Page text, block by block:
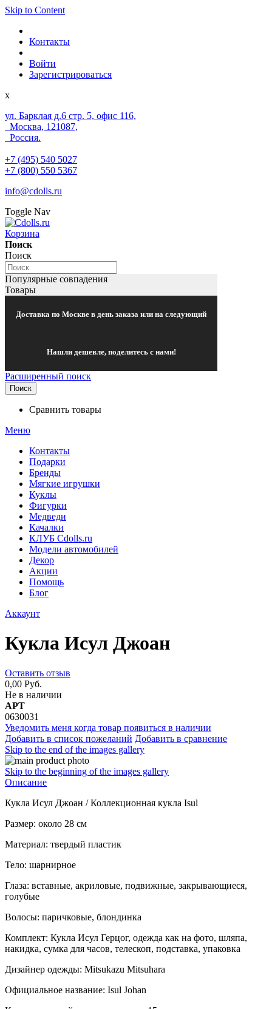
Skip to Content
Контакты
Войти
Зарегистрироваться
x
ул. Барклая д.6 стр. 5, офис 116,
Москва, 121087,
Россия.
+7 (495) 540 5027
+7 (800) 550 5367
info@cdolls.ru
Toggle Nav
Корзина
Поиск
Поиск
Популярные совпадения
Товары
Доставка по Москве в день заказа или на следующий
Нашли дешевле, поделитесь с нами!
Расширенный поиск
Поиск
Сравнить товары
Меню
Контакты
Подарки
Бренды
Мягкие игрушки
Куклы
Фигурки
Медведи
Качалки
КЛУБ Cdolls.ru
Модели автомобилей
Декор
Акции
Помощь
Блог
Аккаунт
Кукла Исул Джоан
Оставить отзыв
0,00 Руб.
Не в наличии
АРТ
0630031
Уведомить меня когда товар появиться в наличии
Добавить в список пожеланий Добавить в сравнение
Skip to the end of the images gallery
Skip to the beginning of the images gallery
Описание
Кукла Исул Джоан / Коллекционная кукла Isul
Размер: около 28 см
Материал: твердый пластик
Тело: шарнирное
Глаза: вставные, акриловые, подвижные, закрывающиеся,
голубые
Волосы: паричковые, блондинка
Комплект: Кукла Исул Герцог, одежда как на фото, шляпа,
накидка, сумка для часов, телескоп, подставка, упаковка
Дизайнер одежды: Mitsukazu Mitsuhara
Официальное название: Isul Johan